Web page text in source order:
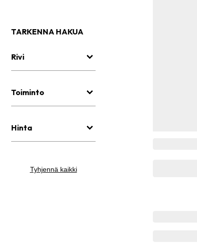
TARKENNA HAKUA
Rivi
Toiminto
Hinta
Tyhjennä kaikki